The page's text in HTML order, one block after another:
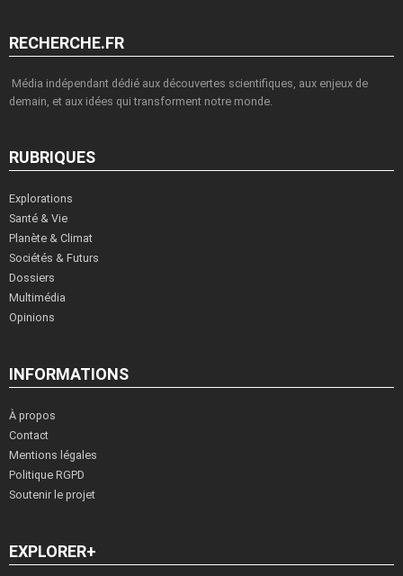
RECHERCHE.FR
Média indépendant dédié aux découvertes scientifiques, aux enjeux de
demain, et aux idées qui transforment notre monde.
RUBRIQUES
Explorations
Santé & Vie
Planète & Climat
Sociétés & Futurs
Dossiers
Multimédia
Opinions
INFORMATIONS
À propos
Contact
Mentions légales
Politique RGPD
Soutenir le projet
EXPLORER+